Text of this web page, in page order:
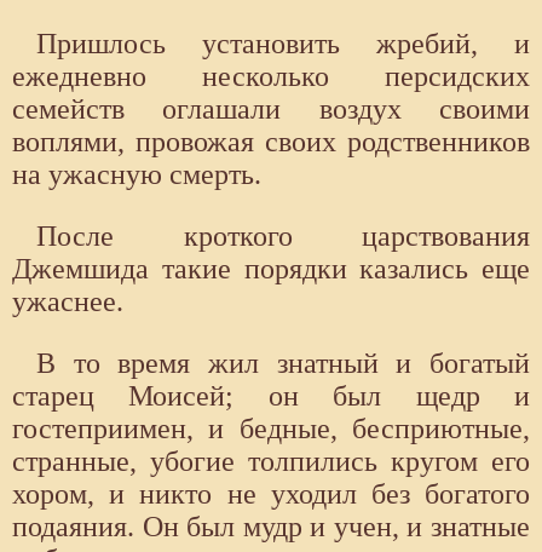
Пришлось установить жребий, и
ежедневно несколько персидских
семейств оглашали воздух своими
воплями, провожая своих родственников
на ужасную смерть.
После кроткого царствования
Джемшида такие порядки казались еще
ужаснее.
В то время жил знатный и богатый
старец Моисей; он был щедр и
гостеприимен, и бедные, бесприютные,
странные, убогие толпились кругом его
хором, и никто не уходил без богатого
подаяния. Он был мудр и учен, и знатные